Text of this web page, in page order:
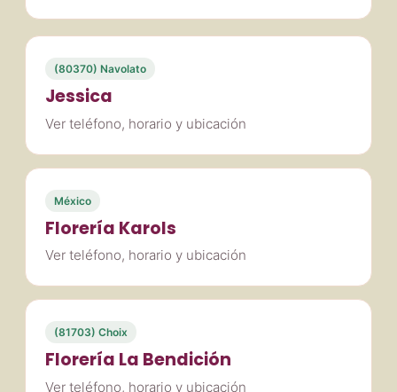
(80370) Navolato
Jessica
Ver teléfono, horario y ubicación
México
Florería Karols
Ver teléfono, horario y ubicación
(81703) Choix
Florería La Bendición
Ver teléfono, horario y ubicación